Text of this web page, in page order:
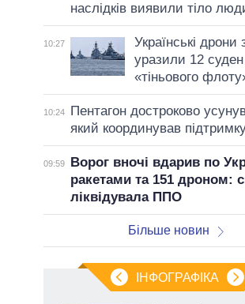
наслідків виявили тіло
10:27
Українські дрони
уразили 12 суден
«тіньового
10:24
Пентагон достроково
який координував
09:59
Ворог вночі вдарив по
ракетами та 151 дроном:
ліквідувала ППО
Більше новин
ІНФОГРАФІКА